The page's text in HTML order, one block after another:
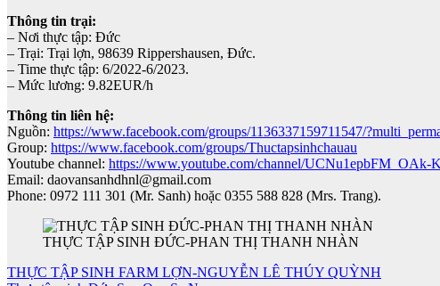
Thông tin trại:
– Nơi thực tập: Đức
– Trại: Trại lợn, 98639 Rippershausen, Đức.
– Time thực tập: 6/2022-6/2023.
– Mức lương: 9.82EUR/h
Thông tin liên hệ:
Nguồn: https://www.facebook.com/groups/1136337159711547/
Group: https://www.facebook.com/groups/Thuctapsinhchauau
Youtube channel: https://www.youtube.com/channel/
Email: daovansanhdhnl@gmail.com
Phone: 0972 111 301 (Mr. Sanh) hoặc 0355 588 828 (Mrs. Trang).
THỰC TẬP SINH ĐỨC-PHAN THỊ THANH NHÀN
Điều
THỰC TẬP SINH FARM LỢN-NGUYỄN LÊ THÚY QUỲNH